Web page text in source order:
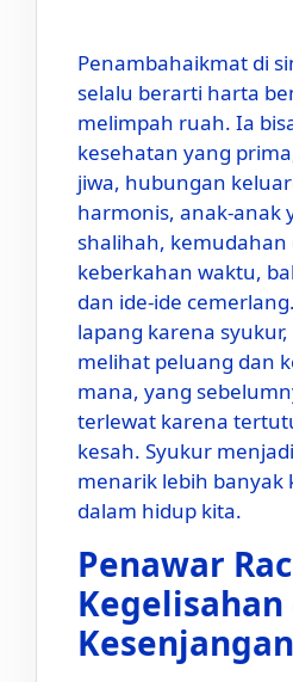
Penambahaikmat di
selalu berarti harta
melimpah ruah. Ia
kesehatan yang
jiwa, hubungan
harmonis, anak-anak
shalihah,
keberkahan waktu,
dan ide-ide
lapang karena
melihat peluang dan
mana, yang
terlewat karena
kesah. Syukur
menarik lebih banyak
dalam hidup kita.
Penawar
Kegelisahan